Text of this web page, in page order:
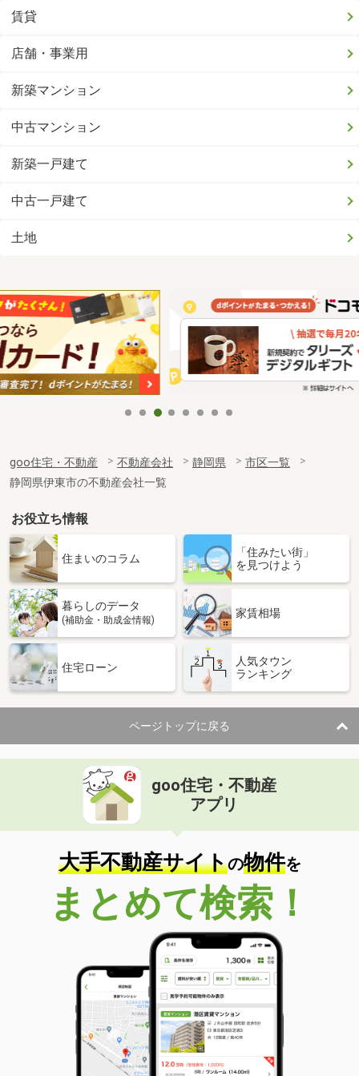
賃貸
店舗・事業用
新築マンション
中古マンション
新築一戸建て
中古一戸建て
土地
goo住宅・不動産 不動産会社 静岡県
市区一覧
静岡県伊東市の不動産会社一覧
お役立ち情報
住まいのコラム
「住みたい街」
を見つけよう
暮らしのデータ
(補助金・助成金情報)
家賃相場
住宅ローン
人気タウン
ランキング
ページトップに戻る
goo住宅・不動産
アプリ
大手不動産サイトの物件を
まとめて検索！